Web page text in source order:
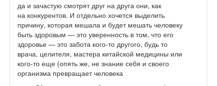
да и зачастую смотрят друг на друга они, как
на конкурентов. И отдельно хочется выделить
причину, которая мешала и будет мешать человеку
быть здоровым — это уверенность в том, что его
здоровье — это забота кого-то другого, будь то
врача, целителя, мастера китайской медицины или
кого-то еще (опять же, не знание себя и своего
организма превращает человека